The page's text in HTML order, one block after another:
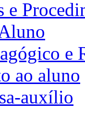
e
e
ao aluno
auxílio